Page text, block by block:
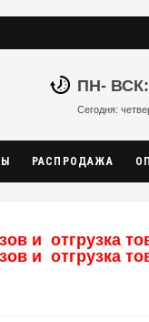
ПН- ВСК:
Сегодня:
РАСПРОДАЖА
и отгрузка
и отгрузка